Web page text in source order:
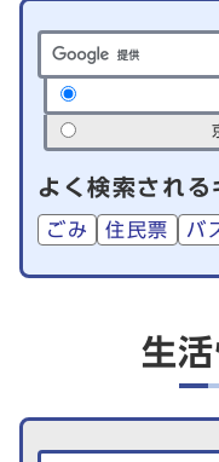
サイト内検索の範囲
よく検索される
ごみ 住民票 バ
生